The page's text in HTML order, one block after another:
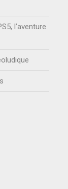
l’aventure